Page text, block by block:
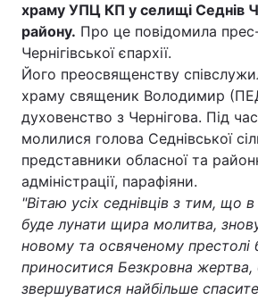
Війна
храму УПЦ КП у селищі Седнів
району. Про це повідомила
Чернігівської єпархії.
Його преосвященству
храму священик Володимир
духовенство з Чернігова. Під
молилися голова Седнівської
представники обласної та
адміністрації, парафіяни.
"Вітаю усіх седнівців з тим, що
буде лунати щира молитва,
новому та освяченому престолі
приноситися Безкровна жертва,
звершуватися найбільше